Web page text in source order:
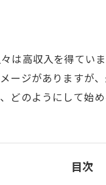
は高収入を得てい
ージがありますが
のようにして始
目次